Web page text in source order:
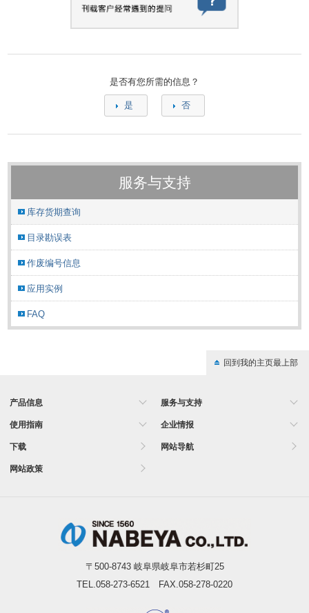
是否有您所需的信息？
是 否
服务与支持
库存货期查询
目录勘误表
作废编号信息
应用实例
FAQ
回到我的主页最上部
产品信息 服务与支持
使用指南 企业情报
下载 网站导航
网站政策
〒500-8743 岐阜県岐阜市若杉町25
TEL.058-273-6521 FAX.058-278-0220